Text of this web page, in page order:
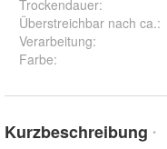
Trockendauer:
Überstreichbar nach ca.:
Verarbeitung:
Farbe:
Kurzbeschreibung *